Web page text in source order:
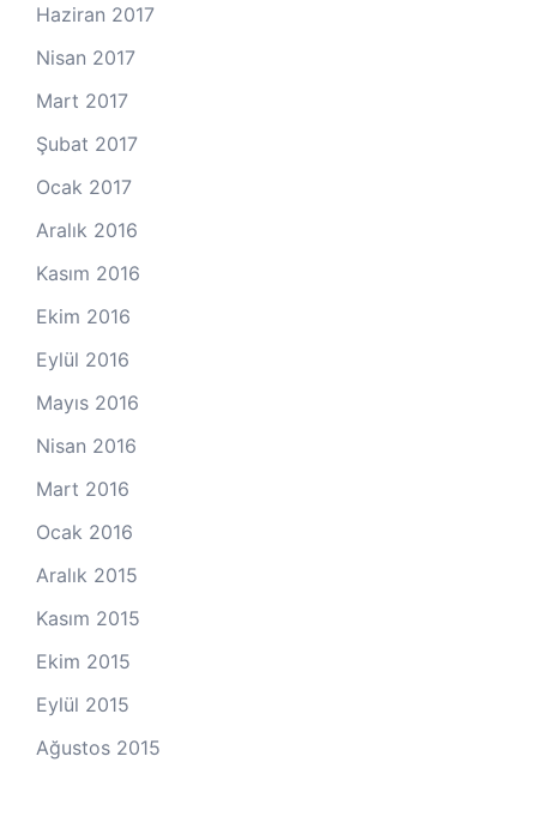
Haziran 2017
Nisan 2017
Mart 2017
Şubat 2017
Ocak 2017
Aralık 2016
Kasım 2016
Ekim 2016
Eylül 2016
Mayıs 2016
Nisan 2016
Mart 2016
Ocak 2016
Aralık 2015
Kasım 2015
Ekim 2015
Eylül 2015
Ağustos 2015